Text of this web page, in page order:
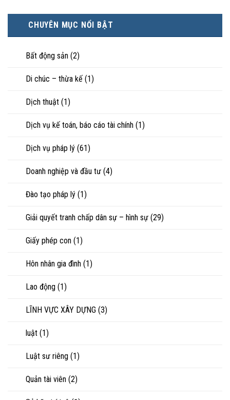
nào?
trực
tiếp
nuôi
hạnh
phúc:
Góc
tài
sản
chấp
CHUYÊN MỤC NỔI BẬT
Bất động sản (2)
Di chúc – thừa kế (1)
Dịch thuật (1)
Dịch vụ kế toán, báo cáo tài chính (1)
Dịch vụ pháp lý (61)
Doanh nghiệp và đầu tư (4)
Đào tạo pháp lý (1)
Giải quyết tranh chấp dân sự – hình sự (29)
Giấy phép con (1)
Hôn nhân gia đình (1)
Lao động (1)
LĨNH VỰC XÂY DỰNG (3)
luật (1)
Luật sư riêng (1)
Quản tài viên (2)